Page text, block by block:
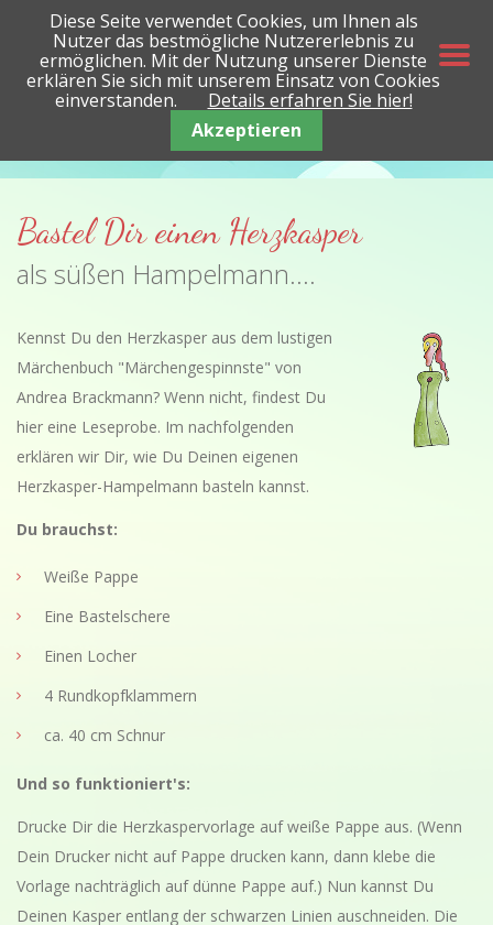
Bastel Dir einen Herzkasper
als süßen Hampelmann....
Kennst Du den Herzkasper aus dem lustigen
Märchenbuch "Märchengespinnste" von
Andrea Brackmann? Wenn nicht, findest Du
hier eine Leseprobe. Im nachfolgenden
erklären wir Dir, wie Du Deinen eigenen
Herzkasper-Hampelmann basteln kannst.
Du brauchst:
Weiße Pappe
Eine Bastelschere
Einen Locher
4 Rundkopfklammern
ca. 40 cm Schnur
Und so funktioniert's:
Drucke Dir die Herzkaspervorlage auf weiße Pappe aus. (Wenn
Dein Drucker nicht auf Pappe drucken kann, dann klebe die
Vorlage nachträglich auf dünne Pappe auf.) Nun kannst Du
Deinen Kasper entlang der schwarzen Linien auschneiden. Die
Diese Seite verwendet Cookies, um Ihnen als
Nutzer das bestmögliche Nutzererlebnis zu
ermöglichen. Mit der Nutzung unserer Dienste
erklären Sie sich mit unserem Einsatz von Cookies
einverstanden.
Details erfahren Sie hier!
Akzeptieren